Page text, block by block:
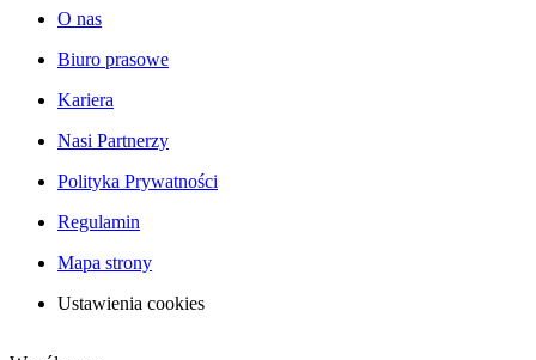
O nas
Biuro prasowe
Kariera
Nasi Partnerzy
Polityka Prywatności
Regulamin
Mapa strony
Ustawienia cookies